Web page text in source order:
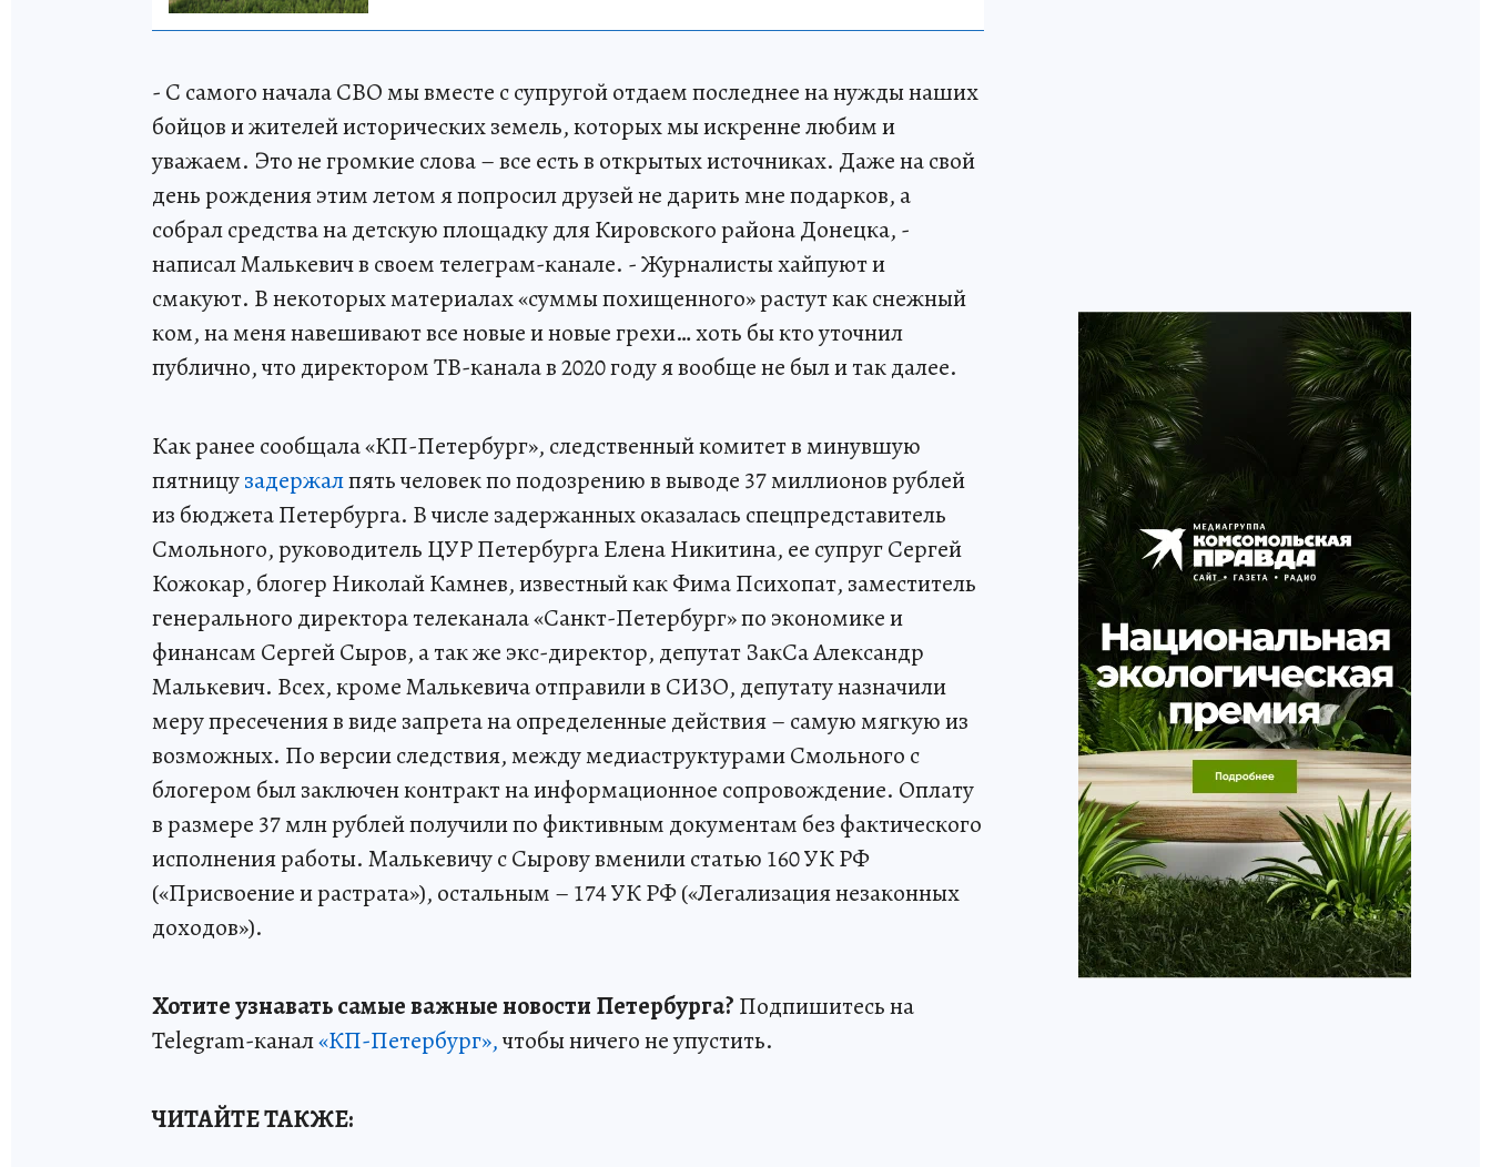
- С самого начала СВО мы вместе с супругой отдаем последнее на нужды наших
бойцов и жителей исторических земель, которых мы искренне любим и
уважаем. Это не громкие слова – все есть в открытых источниках. Даже на свой
день рождения этим летом я попросил друзей не дарить мне подарков, а
собрал средства на детскую площадку для Кировского района Донецка, -
написал Малькевич в своем телеграм-канале. - Журналисты хайпуют и
смакуют. В некоторых материалах «суммы похищенного» растут как снежный
ком, на меня навешивают все новые и новые грехи… хоть бы кто уточнил
публично, что директором ТВ-канала в 2020 году я вообще не был и так далее.
Как ранее сообщала «КП-Петербург», следственный комитет в минувшую
пятницузадержалпять человек по подозрению в выводе 37 миллионов рублей
из бюджета Петербурга. В числе задержанных оказалась спецпредставитель
Смольного, руководитель ЦУР Петербурга Елена Никитина, ее супруг Сергей
Кожокар, блогер Николай Камнев, известный как Фима Психопат, заместитель
генерального директора телеканала «Санкт-Петербург» по экономике и
финансам Сергей Сыров, а так же экс-директор, депутат ЗакСа Александр
Малькевич. Всех, кроме Малькевича отправили в СИЗО, депутату назначили
меру пресечения в виде запрета на определенные действия – самую мягкую из
возможных. По версии следствия, между медиаструктурами Смольного с
блогером был заключен контракт на информационное сопровождение. Оплату
в размере 37 млн рублей получили по фиктивным документам без фактического
исполнения работы. Малькевичу с Сырову вменили статью 160 УК РФ
(«Присвоение и растрата»), остальным – 174 УК РФ («Легализация незаконных
доходов»).
Хотите узнавать самые важные новости Петербурга? Подпишитесь на
Telegram-канал«КП-Петербург»,чтобы ничего не упустить.
ЧИТАЙТЕ ТАКЖЕ: